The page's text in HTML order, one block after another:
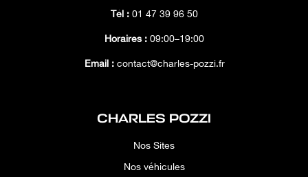
Tél : 01 47 39 96 50
Horaires : 09:00–19:00
Email :contact@charles-pozzi.fr
CHARLES POZZI
Nos Sites
Nos véhicules